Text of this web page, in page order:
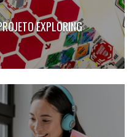
EXPLORING